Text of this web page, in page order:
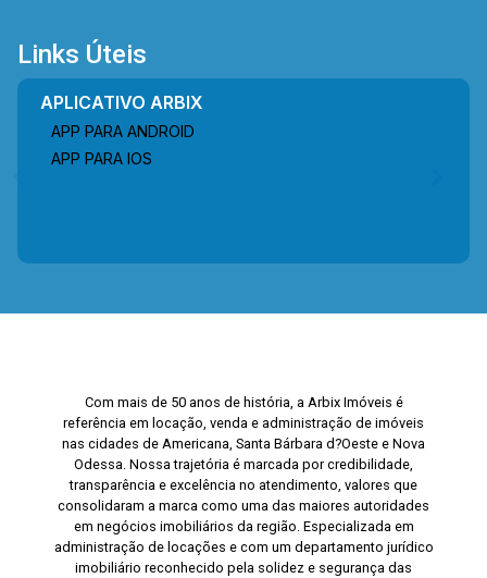
Links Úteis
APLICATIVO ARBIX
APP PARA ANDROID
APP PARA IOS
Com mais de 50 anos de história, a Arbix Imóveis é
referência em locação, venda e administração de imóveis
nas cidades de Americana, Santa Bárbara d?Oeste e Nova
Odessa. Nossa trajetória é marcada por credibilidade,
transparência e excelência no atendimento, valores que
consolidaram a marca como uma das maiores autoridades
em negócios imobiliários da região. Especializada em
administração de locações e com um departamento jurídico
imobiliário reconhecido pela solidez e segurança das